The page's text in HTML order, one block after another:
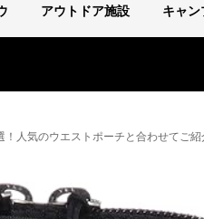
アウトドア施設 キャン
人気のウエストポーチと合わせてご紹